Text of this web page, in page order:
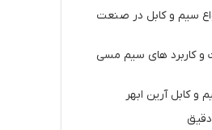
سیم و کابل در صنعت
کاربرد های سیم مسی
کابل آرین ابهر
دقیق